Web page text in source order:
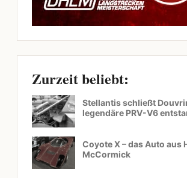
Zurzeit beliebt:
Stellantis schließt
legendäre PRV-V6
Coyote X – das Auto aus
McCormick